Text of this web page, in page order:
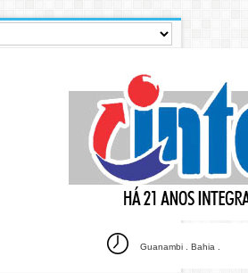
Guanambi . Bahia .